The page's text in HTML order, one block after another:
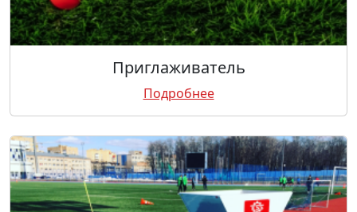
Приглаживатель
Подробнее